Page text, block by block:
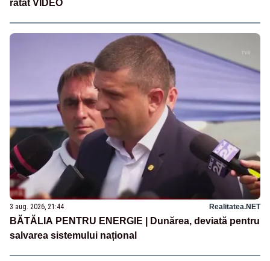
ratat VIDEO
3 aug. 2026, 21:44 Realitatea.NET
BĂTĂLIA PENTRU ENERGIE | Dunărea, deviată pentru
salvarea sistemului național